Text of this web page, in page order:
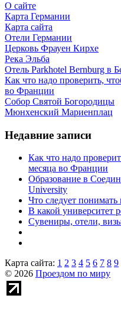
О сайте
Карта Германии
Карта сайта
Отели Германии
Церковь Фрауен Кирхе
Река Эльба
Отель Parkhotel Bernburg в
Как что надо проверить,
во Франции
Собор Святой Богородицы
Мюнхенский Мариенплац
Недавние записи
Как что надо
месяца во Франции
Образование в
University
Что следует
В какой университет
Сувениры, отели,
Карта сайта: 1 2 3 4 5 6 7 8 9
© 2026 Проездом по миру